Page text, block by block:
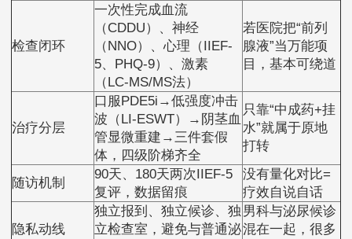
检查闭环
一次性完成血流
（CDDU）、神经
（NNO）、心理（IIEF-
5、PHQ-9）、激素
（LC-MS/MS法）
若医院把“前列
腺液”当万能项
目，基本可绕道
治疗分层
口服PDE5i→低强度冲击
波（LI-ESWT）→阴茎血
管显微重建→三件套假
体，四级阶梯齐全
只靠“中成药+挂
水”就属于原地
打转
随访机制
90天、180天两次IIEF-5
复评，数据留痕
没有量化对比=
疗效自说自话
隐私动线
独立报到、独立候诊、独
立检查室，避免与普通泌
男科与泌尿候诊
混在一起，很多